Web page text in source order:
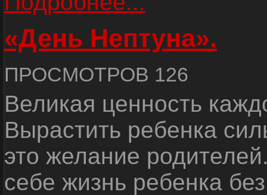
«День Нептуна».
ПРОСМОТРОВ 126
Великая ценность
Вырастить ребенка
это желание
себе жизнь ребенка